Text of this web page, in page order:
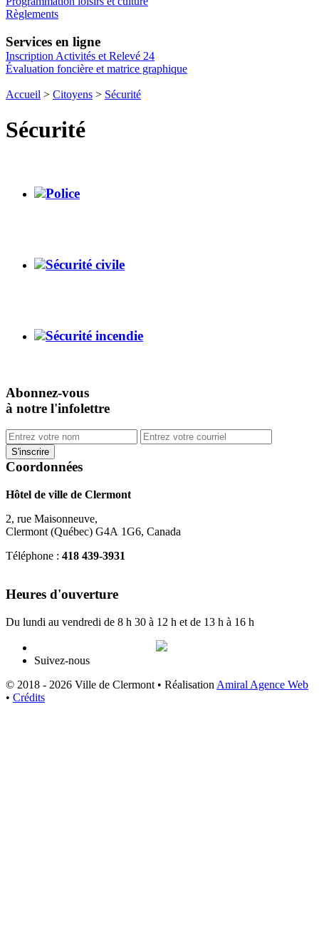
Règlements
Services en ligne
Inscription Activités et Relevé 24
Évaluation foncière et matrice graphique
Accueil > Citoyens > Sécurité
Sécurité
Police
Sécurité civile
Sécurité incendie
Abonnez-vous
à notre l'infolettre
Coordonnées
Hôtel de ville de Clermont
2, rue Maisonneuve,
Clermont (Québec) G4A 1G6, Canada
Téléphone : 418 439-3931
Heures d'ouverture
Du lundi au vendredi de 8 h 30 à 12 h et de 13 h à 16 h
Suivez-nous
© 2018 - 2026 Ville de Clermont • Réalisation Amiral Agence Web
• Crédits